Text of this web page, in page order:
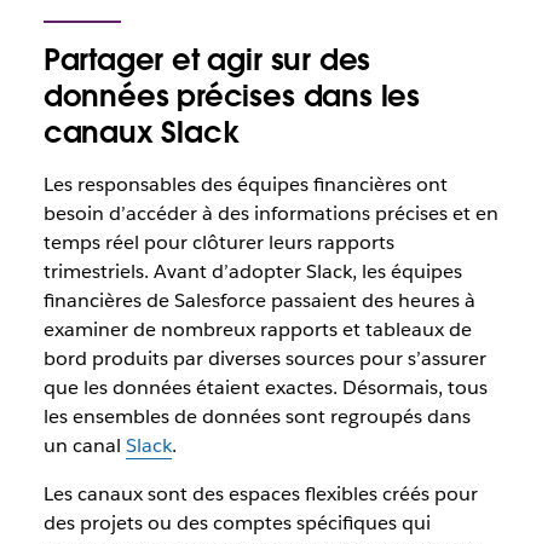
Partager et agir sur des
données précises dans les
canaux Slack
Les responsables des équipes financières ont
besoin d’accéder à des informations précises et en
temps réel pour clôturer leurs rapports
trimestriels. Avant d’adopter Slack, les équipes
financières de Salesforce passaient des heures à
examiner de nombreux rapports et tableaux de
bord produits par diverses sources pour s’assurer
que les données étaient exactes. Désormais, tous
les ensembles de données sont regroupés dans
un canal Slack.
Les canaux sont des espaces flexibles créés pour
des projets ou des comptes spécifiques qui